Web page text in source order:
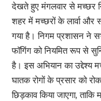
देखते हुए मंगलवार से मच्छर
शहर में मच्छरों के लार्वा
गया है। निगम प्रशासन ने
फॉगिंग को नियमित रूप से
है। इस अभियान का
घातक रोगों के प्रसार को
छिड़काव किया जाएगा, ताकि